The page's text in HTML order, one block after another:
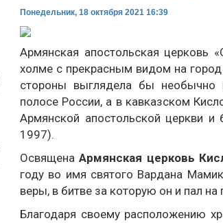
Понедельник, 18 октября 2021 16:39
Армянская апостольская церковь
холме с прекрасным видом на
стороны выглядела бы необычно
полосе России, а в кавказском
Армянской апостольской церкви и
1997).
ОсвященаАрмянская церковь
году во имя святого Вардана
веры, в битве за которую он и пал
Благодаря своему расположению